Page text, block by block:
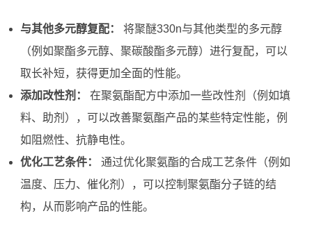
与其他多元醇复配：
将聚醚330n与其他类型的多元醇
（例如聚酯多元醇、聚碳酸酯多元醇）进行复配，可以
取长补短，获得更加全面的性能。
添加改性剂：
在聚氨酯配方中添加一些改性剂（例如填
料、助剂），可以改善聚氨酯产品的某些特定性能，例
如阻燃性、抗静电性。
优化工艺条件：
通过优化聚氨酯的合成工艺条件（例如
温度、压力、催化剂），可以控制聚氨酯分子链的结
构，从而影响产品的性能。